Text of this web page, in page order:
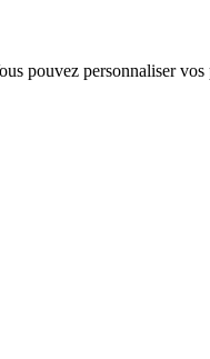
pouvez personnaliser vos